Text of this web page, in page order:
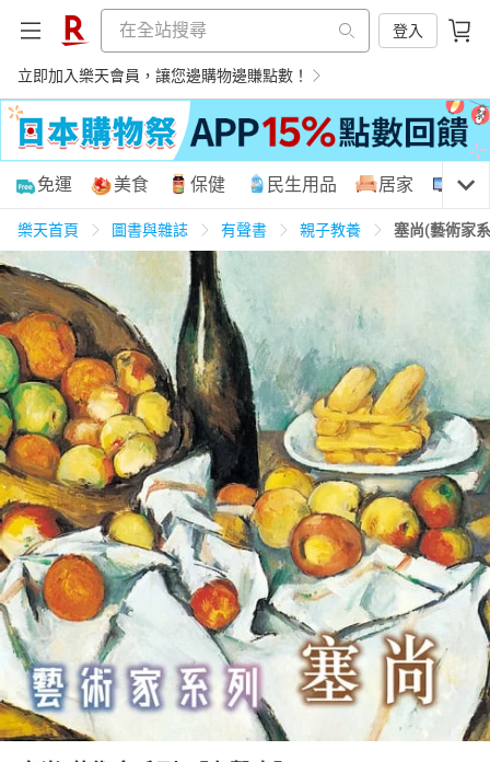
登入
立即加入樂天會員，讓您邊購物邊賺點數！
購物網分類
天天免運 美食蛋糕
居家生活 3C家電 運動休閒 親子玩具
女裝 男裝 化妝保養 情趣用品
日本購物 電子/紙本書
HOT
免運 美食 保健 民生用品 居家 3C
樂天首頁 圖書與雜誌 有聲書 親子教養 塞尚(藝術家